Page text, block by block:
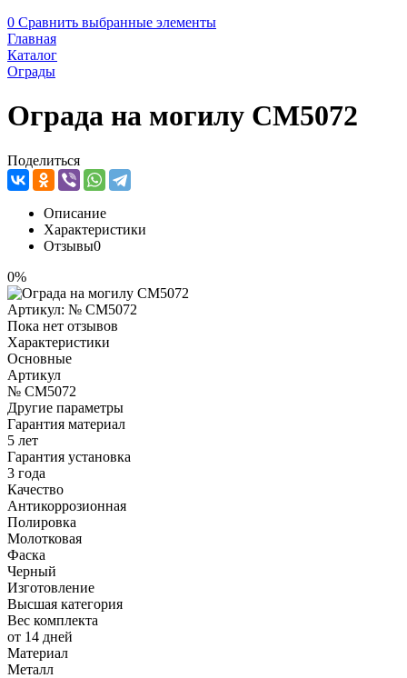
0 Сравнить выбранные элементы
Главная
Каталог
Ограды
Ограда на могилу CM5072
Поделиться
Описание
Характеристики
Отзывы0
0%
Артикул: № CM5072
Пока нет отзывов
Характеристики
Основные
Артикул
№ CM5072
Другие параметры
Гарантия материал
5 лет
Гарантия установка
3 года
Качество
Антикоррозионная
Полировка
Молотковая
Фаска
Черный
Изготовление
Высшая категория
Вес комплекта
от 14 дней
Материал
Металл